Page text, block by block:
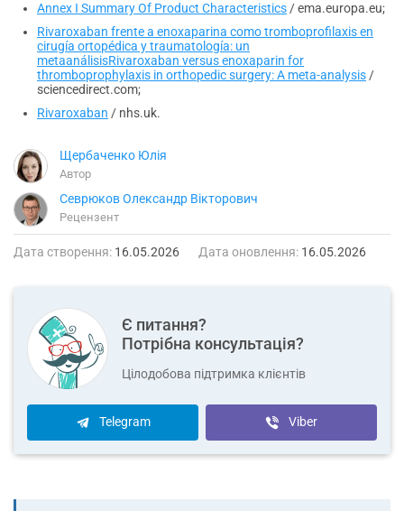
Annex I Summary Of Product Characteristics / ema.europa.eu;
Rivaroxaban frente a enoxaparina como tromboprofilaxis en
cirugía ortopédica y traumatología: un
metaanálisisRivaroxaban versus enoxaparin for
thromboprophylaxis in orthopedic surgery: A meta-analysis /
sciencedirect.com;
Rivaroxaban / nhs.uk.
Щербаченко Юлія
Автор
Севрюков Олександр Вікторович
Рецензент
Дата створення: 16.05.2026 Дата оновлення: 16.05.2026
Є питання?
Потрібна консультація?
Цілодобова підтримка клієнтів
Telegram Viber